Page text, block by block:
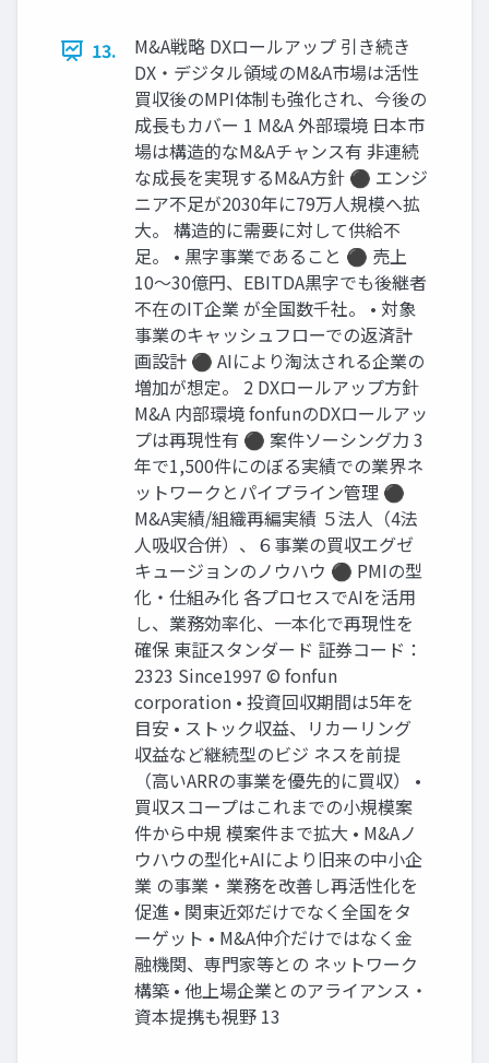
13.
M&A戦略 DXロールアップ 引き続き
DX・デジタル領域のM&A市場は活性
買収後のMPI体制も強化され、今後の
成長もカバー 1 M&A 外部環境 日本市
場は構造的なM&Aチャンス有 非連続
な成長を実現するM&A方針 ⚫ エンジ
ニア不足が2030年に79万人規模へ拡
大。 構造的に需要に対して供給不
足。 • 黒字事業であること ⚫ 売上
10〜30億円、EBITDA黒字でも後継者
不在のIT企業 が全国数千社。 • 対象
事業のキャッシュフローでの返済計
画設計 ⚫ AIにより淘汰される企業の
増加が想定。 2 DXロールアップ方針
M&A 内部環境 fonfunのDXロールアッ
プは再現性有 ⚫ 案件ソーシング力 3
年で1,500件にのぼる実績での業界ネ
ットワークとパイプライン管理 ⚫
M&A実績/組織再編実績 ５法人（4法
人吸収合併）、６事業の買収エグゼ
キュージョンのノウハウ ⚫ PMIの型
化・仕組み化 各プロセスでAIを活用
し、業務効率化、一本化で再現性を
確保 東証スタンダード 証券コード：
2323 Since1997 © fonfun
corporation • 投資回収期間は5年を
目安 • ストック収益、リカーリング
収益など継続型のビジ ネスを前提
（高いARRの事業を優先的に買収） •
買収スコープはこれまでの小規模案
件から中規 模案件まで拡大 • M&Aノ
ウハウの型化+AIにより旧来の中小企
業 の事業・業務を改善し再活性化を
促進 • 関東近郊だけでなく全国をタ
ーゲット • M&A仲介だけではなく金
融機関、専門家等との ネットワーク
構築 • 他上場企業とのアライアンス・
資本提携も視野 13